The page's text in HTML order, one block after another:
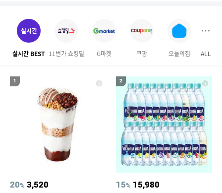
11 실외기없는 에어컨
13 크로커다일 레이디 블라우스 하이원 워터월드
15 여성용파크골프신발 16 위빙 크로스백
여성 여름마이
갤럭시 워치 스트랩
ALL
실시간
실시간 BEST 11번가 쇼킹딜 G마켓 쿠팡 오늘의집 이마
1
20% 3,520
2
15% 15,980